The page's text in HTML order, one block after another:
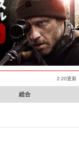
2:20更新
総合